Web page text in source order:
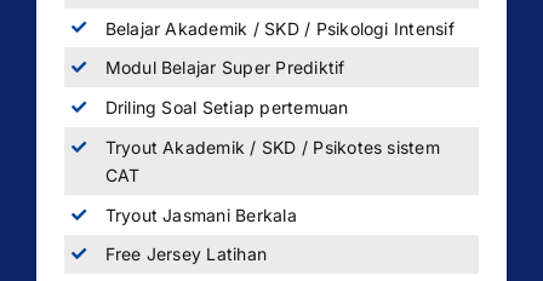
Belajar Akademik / SKD / Psikologi Intensif
Modul Belajar Super Prediktif
Driling Soal Setiap pertemuan
Tryout Akademik / SKD / Psikotes sistem
CAT
Tryout Jasmani Berkala
Free Jersey Latihan